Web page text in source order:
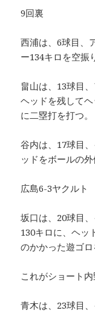
9回裏
西浦は、6球目、
ー134キロを空振
畠山は、13球目
ヘッドを残して
に二塁打を打つ。
谷内は、17球目
ッドをボールの
広島6-3ヤクルト
坂口は、20球目
130キロに、ヘッ
のかかった遊ゴロ
これがショート内
青木は、23球目